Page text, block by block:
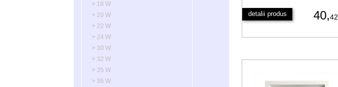
> 18 W
> 20 W
> 22 W
> 24 W
> 30 W
> 32 W
> 35 W
> 36 W
detalii produs 40,42